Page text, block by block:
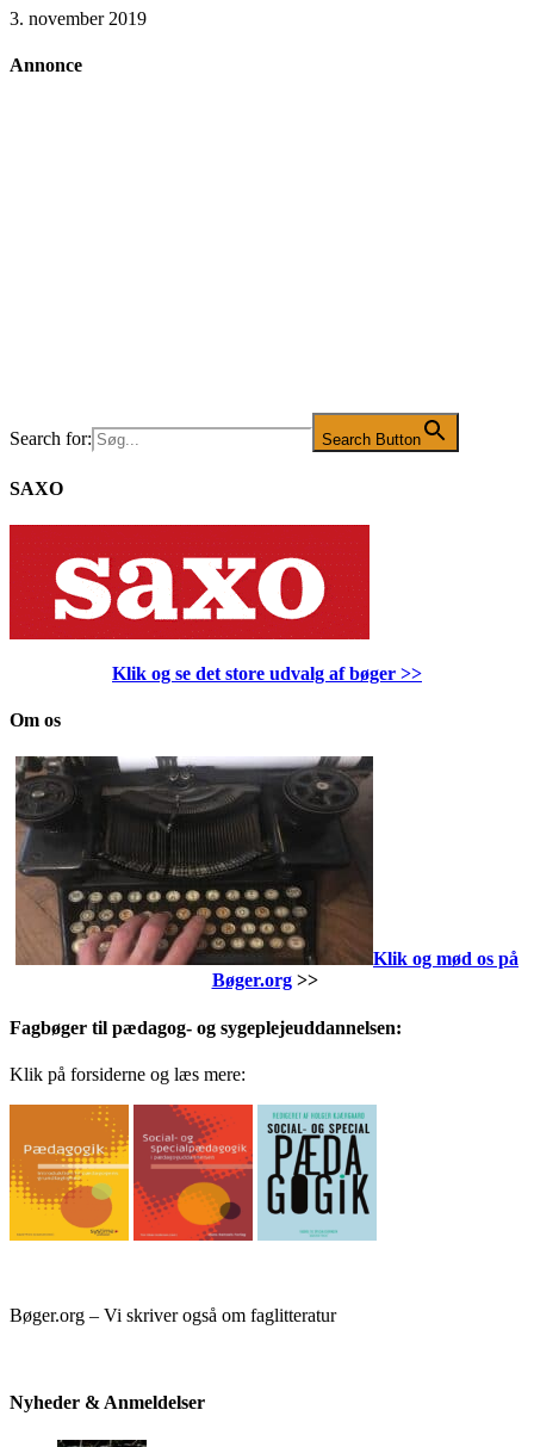
3. november 2019
Annonce
Search for: Search Button
SAXO
Klik og se det store udvalg af bøger >>
Om os
Klik og mød os på
Bøger.org>>
Fagbøger til pædagog- og sygeplejeuddannelsen:
Klik på forsiderne og læs mere:
Bøger.org – Vi skriver også om faglitteratur
Nyheder & Anmeldelser